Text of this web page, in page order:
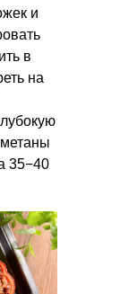
и
в
на
35−40